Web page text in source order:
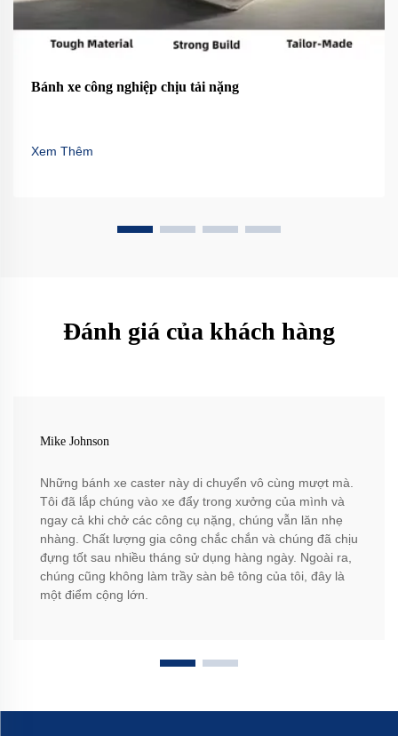
Bánh xe công nghiệp chịu tải nặng
Xem Thêm
Đánh giá của khách hàng
Mike Johnson
Những bánh xe caster này di chuyển vô cùng mượt mà.
Tôi đã lắp chúng vào xe đẩy trong xưởng của mình và
ngay cả khi chở các công cụ nặng, chúng vẫn lăn nhẹ
nhàng. Chất lượng gia công chắc chắn và chúng đã chịu
đựng tốt sau nhiều tháng sử dụng hàng ngày. Ngoài ra,
chúng cũng không làm trầy sàn bê tông của tôi, đây là
một điểm cộng lớn.